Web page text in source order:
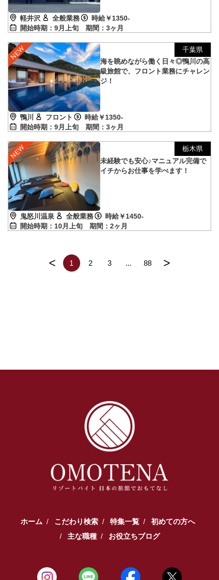
軽井沢 全般業務
時給￥1350-
開始時期：9月上旬 期間：3ヶ月
千葉県
海を眺めながら働く日々◎鴨川の高
級旅館で、フロント業務にチャレン
ジ！
鴨川 フロント
時給￥1350-
開始時期：9月上旬 期間：3ヶ月
栃木県
未経験でも安心♪マニュアル完備で
イチからお仕事を学べます！
鬼怒川温泉 全般業務
時給￥1450-
開始時期：10月上旬 期間：2ヶ月
< 1 2 3 ... 88 >
ホーム こだわり検索 特集一覧
初めての方へ
主な職種
お役立ちブログ